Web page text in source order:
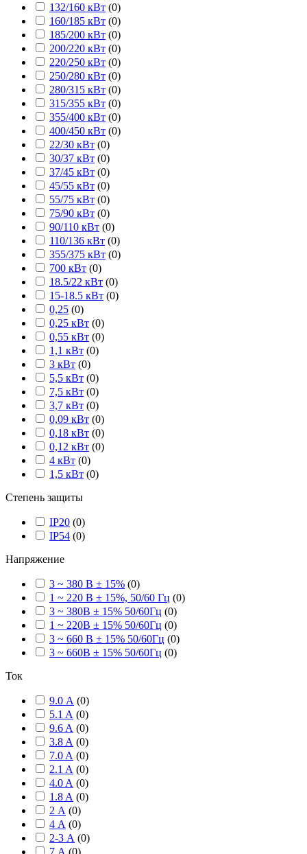
132/160 кВт (0)
160/185 кВт (0)
185/200 кВт (0)
200/220 кВт (0)
220/250 кВт (0)
250/280 кВт (0)
280/315 кВт (0)
315/355 кВт (0)
355/400 кВт (0)
400/450 кВт (0)
22/30 кВт (0)
30/37 кВт (0)
37/45 кВт (0)
45/55 кВт (0)
55/75 кВт (0)
75/90 кВт (0)
90/110 кВт (0)
110/136 кВт (0)
355/375 кВт (0)
700 кВт (0)
18.5/22 кВт (0)
15-18.5 кВт (0)
0,25 (0)
0,25 кВт (0)
0,55 кВт (0)
1,1 кВт (0)
3 кВт (0)
5,5 кВт (0)
7,5 кВт (0)
3,7 кВт (0)
0,09 кВт (0)
0,18 кВт (0)
0,12 кВт (0)
4 кВт (0)
1,5 кВт (0)
Степень защиты
IP20 (0)
IP54 (0)
Напряжение
3 ~ 380 В ± 15% (0)
1 ~ 220 В ± 15%, 50/60 Гц (0)
3 ~ 380В ± 15% 50/60Гц (0)
1 ~ 220В ± 15% 50/60Гц (0)
3 ~ 660 В ± 15% 50/60Гц (0)
3 ~ 660В ± 15% 50/60Гц (0)
Ток
9.0 А (0)
5.1 A (0)
9.6 A (0)
3.8 A (0)
7.0 A (0)
2.1 A (0)
4.0 A (0)
1.8 A (0)
2 А (0)
4 А (0)
2-3 А (0)
7 А (0)